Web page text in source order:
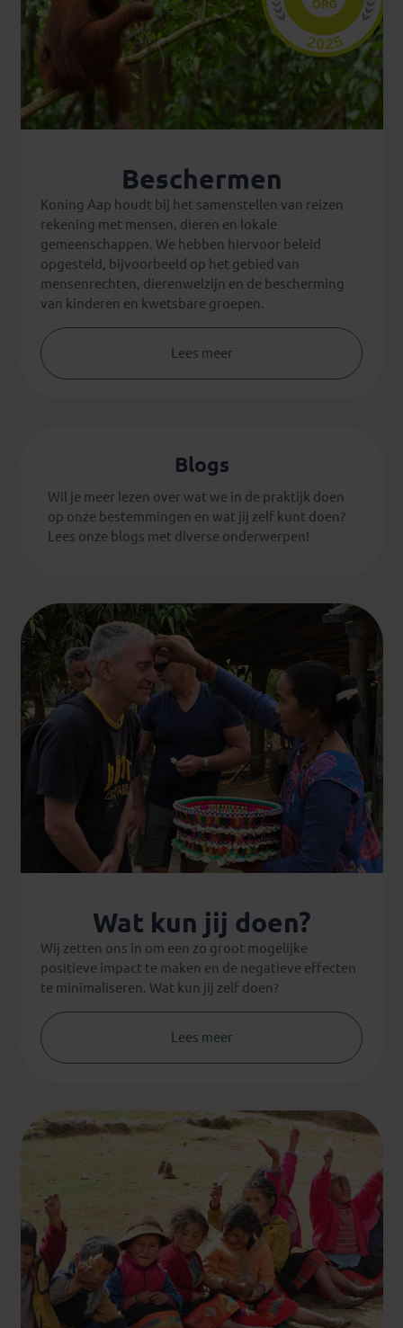
Beschermen
Koning Aap houdt bij het samenstellen van reizen
rekening met mensen, dieren en lokale
gemeenschappen. We hebben hiervoor beleid
opgesteld, bijvoorbeeld op het gebied van
mensenrechten, dierenwelzijn en de bescherming
van kinderen en kwetsbare groepen.
Lees meer
Blogs
Wil je meer lezen over wat we in de praktijk doen
op onze bestemmingen en wat jij zelf kunt doen?
Lees onze blogs met diverse onderwerpen!
Wat kun jij doen?
Wij zetten ons in om een zo groot mogelijke
positieve impact te maken en de negatieve effecten
te minimaliseren. Wat kun jij zelf doen?
Lees meer